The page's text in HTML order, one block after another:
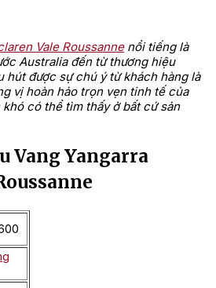
Vale Roussannenổi tiếng là
Australia đến từ thương hiệu
hút được sự chú ý từ khách hàng là
vị hoàn hảo trọn vẹn tinh tế của
khó có thể tìm thấy ở bất cứ sản
Vang Yangarra